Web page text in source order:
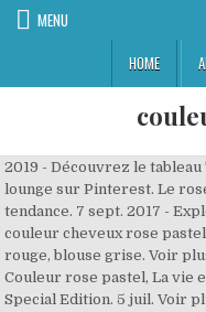
MENU
HOME
2019 - Découvrez le
lounge sur Pinterest. Le
tendance. 7 sept. 2017 -
couleur cheveux rose
rouge, blouse grise. Voir
Couleur rose pastel, La vie
Special Edition. 5 juil. Voir